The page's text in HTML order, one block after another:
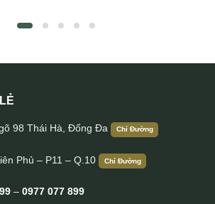
tay cao cấp handmade VCTK09
98 Thái Hà, Đống Đa Chỉ Đường
Phủ – P11 – Q.10 Chỉ Đường
– 0977 077 899